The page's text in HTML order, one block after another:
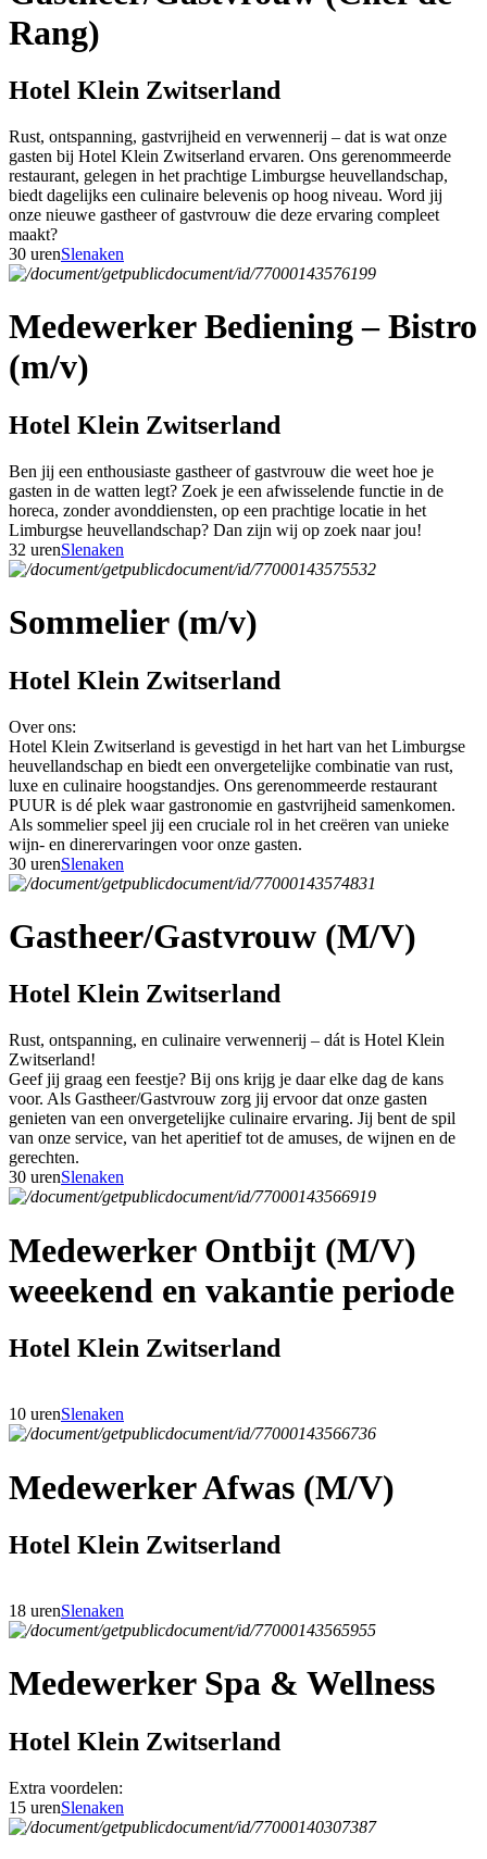
Rang)
Hotel Klein Zwitserland
Rust, ontspanning, gastvrijheid en verwennerij – dat is wat onze
gasten bij Hotel Klein Zwitserland ervaren. Ons gerenommeerde
restaurant, gelegen in het prachtige Limburgse heuvellandschap,
biedt dagelijks een culinaire belevenis op hoog niveau. Word jij
onze nieuwe gastheer of gastvrouw die deze ervaring compleet
maakt?
30 urenSlenaken
Medewerker Bediening – Bistro
(m/v)
Hotel Klein Zwitserland
Ben jij een enthousiaste gastheer of gastvrouw die weet hoe je
gasten in de watten legt? Zoek je een afwisselende functie in de
horeca, zonder avonddiensten, op een prachtige locatie in het
Limburgse heuvellandschap? Dan zijn wij op zoek naar jou!
32 urenSlenaken
Sommelier (m/v)
Hotel Klein Zwitserland
Over ons:
Hotel Klein Zwitserland is gevestigd in het hart van het Limburgse
heuvellandschap en biedt een onvergetelijke combinatie van rust,
luxe en culinaire hoogstandjes. Ons gerenommeerde restaurant
PUUR is dé plek waar gastronomie en gastvrijheid samenkomen.
Als sommelier speel jij een cruciale rol in het creëren van unieke
wijn- en dinerervaringen voor onze gasten.
30 urenSlenaken
Gastheer/Gastvrouw (M/V)
Hotel Klein Zwitserland
Rust, ontspanning, en culinaire verwennerij – dát is Hotel Klein
Zwitserland!
Geef jij graag een feestje? Bij ons krijg je daar elke dag de kans
voor. Als Gastheer/Gastvrouw zorg jij ervoor dat onze gasten
genieten van een onvergetelijke culinaire ervaring. Jij bent de spil
van onze service, van het aperitief tot de amuses, de wijnen en de
gerechten.
30 urenSlenaken
Medewerker Ontbijt (M/V)
weeekend en vakantie periode
Hotel Klein Zwitserland
10 urenSlenaken
Medewerker Afwas (M/V)
Hotel Klein Zwitserland
18 urenSlenaken
Medewerker Spa & Wellness
Hotel Klein Zwitserland
Extra voordelen:
15 urenSlenaken